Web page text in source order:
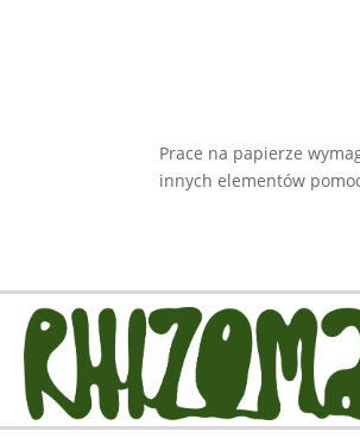
Prace na papierze
innych elementów